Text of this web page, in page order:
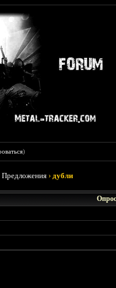
)
Предложения ›дубли